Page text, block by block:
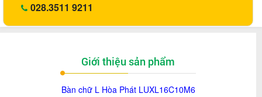
028.3511 9211
Giới thiệu sản phẩm
Bàn chữ L Hòa Phát LUXL16C10M6